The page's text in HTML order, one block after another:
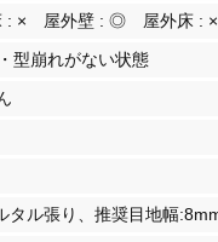
: × 屋外壁 : ◎ 屋外床 : ×
型崩れがない状態
タル張り、推奨目地幅